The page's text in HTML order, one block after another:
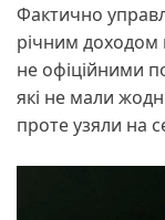
Фактично
річним доходом
не офіційними
які не мали
проте узяли на